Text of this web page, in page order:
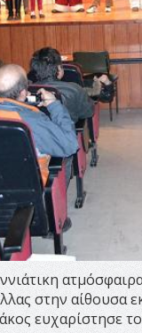
στην
ευχαρίστησε